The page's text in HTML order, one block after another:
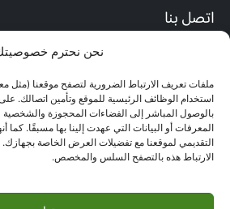
نحن نحترم
ملفات تعريف الارتباط الضرورية لتصفح موقعنا (مثل
استخدام الوظائف الرئيسية للموقع وتأمين اتصالك.
بالوصول المباشر إلى الفضاءات المحجوزة والشخصية
المعرفات أو البيانات التي عهدت إلينا بها مسبقًا. كما
التقديمي لموقعنا مع تفضيلات العرض الخاصة
الارتباط هذه بالتصفح السلس والمخصص.
اتصل بنا
مركز العلاقات مع الزبائن :
البريد الإلكتروني : CEC@bna.dz
العنوان : حي الأعمال باب الزوار.
الهاتف: 3306/0770.20.33.06
مركز الاتصال :3306